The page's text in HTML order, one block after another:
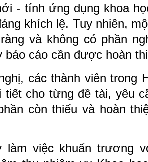
- tính ứng dụng khoa
khích lệ. Tuy nhiên,
và không có phần
báo cáo cần được hoàn
các thành viên trong
tiết cho từng đề tài, yêu
còn thiếu và hoàn
làm việc khuẩn trương